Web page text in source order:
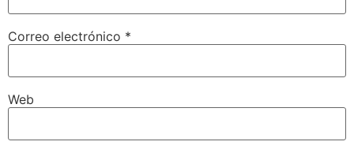
Correo electrónico *
Web